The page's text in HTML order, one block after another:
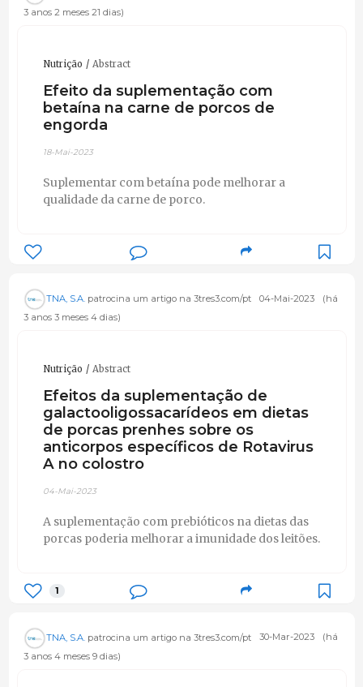
3 anos 2 meses 21 dias)
Nutrição Abstract
Efeito da suplementação com
betaína na carne de porcos de
engorda
18-Mai-2023
Suplementar com betaína pode melhorar a
qualidade da carne de porco.
TNA, S.A. patrocina um artigo na 3tres3.com/pt 04-Mai-2023
(há
3 anos 3 meses 4 dias)
Nutrição Abstract
Efeitos da suplementação de
galactooligossacarídeos em dietas
de porcas prenhes sobre os
anticorpos específicos de Rotavirus
A no colostro
04-Mai-2023
A suplementação com prebióticos na dietas das
porcas poderia melhorar a imunidade dos leitões.
1
TNA, S.A. patrocina um artigo na 3tres3.com/pt 30-Mar-2023
(há
3 anos 4 meses 9 dias)